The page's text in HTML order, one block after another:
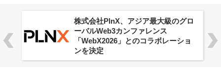
株式会社PlnX、アジア最大級のグロ
ーバルWeb3カンファレンス
「WebX2026」とのコラボレーショ
ンを決定